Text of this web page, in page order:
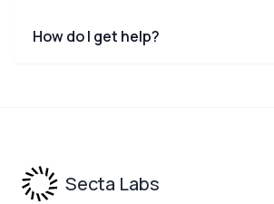
How do I get help?
Secta Labs